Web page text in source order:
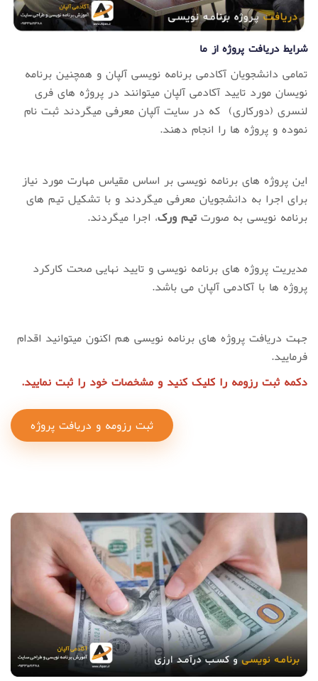
شرایط دریافت پروژه از ما
تمامی دانشجویان آکادمی برنامه نویسی آلپان و همچنین برنامه
نویسان مورد تایید آکادمی آلپان میتوانند در پروژه های فری
لنسری (دورکاری) که در سایت آلپان معرفی میگردند ثبت نام
نموده و پروژه ها را انجام دهند.
این پروژه های برنامه نویسی بر اساس مقیاس مهارت مورد نیاز
برای اجرا به دانشجویان معرفی میگردند و با تشکیل تیم های
برنامه نویسی به صورتتیم ورک، اجرا میگردند.
مدیریت پروژه های برنامه نویسی و تایید نهایی صحت کارکرد
پروژه ها با آکادمی آلپان می باشد.
جهت دریافت پروژه های برنامه نویسی هم اکنون میتوانید اقدام
فرمایید.
دکمه ثبت رزومه را کلیک کنید و مشخصات خود را ثبت نمایید.
ثبت رزومه و دریافت پروژه